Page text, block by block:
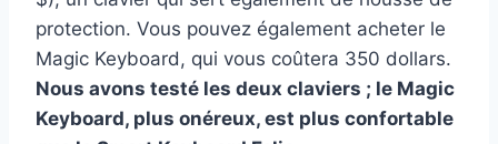
protection. Vous pouvez également acheter le
Magic Keyboard, qui vous coûtera 350 dollars.
Nous avons testé les deux claviers ; le Magic
Keyboard, plus onéreux, est plus confortable